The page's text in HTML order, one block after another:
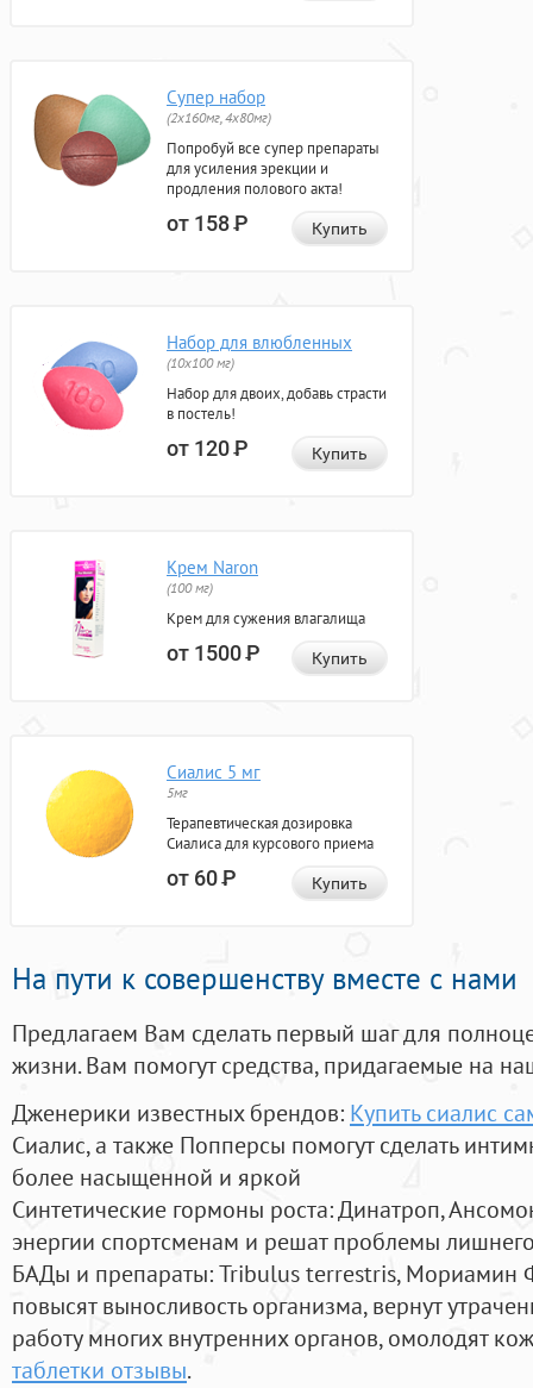
Супер набор
(2х160мг, 4х80мг)
Попробуй все супер препараты
для усиления эрекции и
продления полового акта!
от 158Р Купить
Набор для влюбленных
(10х100 мг)
Набор для двоих, добавь страсти
в постель!
от 120Р Купить
Крем Naron
(100 мг)
Крем для сужения влагалища
от 1500Р Купить
Сиалис 5 мг
5мг
Терапевтическая дозировка
Сиалиса для курсового приема
от 60Р Купить
На пути к совершенству вместе с нами
Предлагаем Вам сделать первый шаг для
жизни. Вам помогут средства, придагаемые на
Дженерики известных брендов: Купить сиалис
Сиалис, а также Попперсы помогут сделать
более насыщенной и яркой
Синтетические гормоны роста: Динатроп,
энергии спортсменам и решат проблемы
БАДы и препараты:Tribulus terrestris, Мориамин
повысят выносливость организма, вернут
работу многих внутренних органов, омолодят
таблетки отзывы.